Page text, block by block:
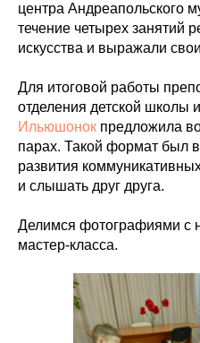
центра Андреапольского
течение четырех занятий
искусства и выражали
Для итоговой работы
отделения детской школы
Ильюшонок предложила
парах. Такой формат был
развития
и слышать друг друга.
Делимся фотографиями с
мастер-класса.